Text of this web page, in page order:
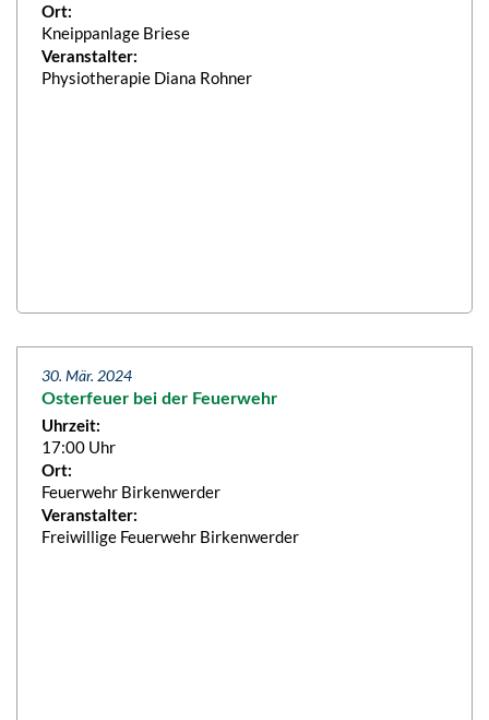
Ort:
Kneippanlage Briese
Veranstalter:
Physiotherapie Diana Rohner
30. Mär. 2024
Osterfeuer bei der Feuerwehr
Uhrzeit:
17:00 Uhr
Ort:
Feuerwehr Birkenwerder
Veranstalter:
Freiwillige Feuerwehr Birkenwerder